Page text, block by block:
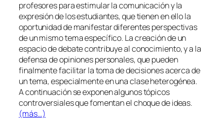
profesores para estimular la comunicación y la
expresión de los estudiantes, que tienen en ello la
oportunidad de manifestar diferentes perspectivas
de un mismo tema específico. La creación de un
espacio de debate contribuye al conocimiento, y a la
defensa de opiniones personales, que pueden
finalmente facilitar la toma de decisiones acerca de
un tema, especialmente en una clase heterogénea.
A continuación se exponen algunos tópicos
controversiales que fomentan el choque de ideas.
(más…)